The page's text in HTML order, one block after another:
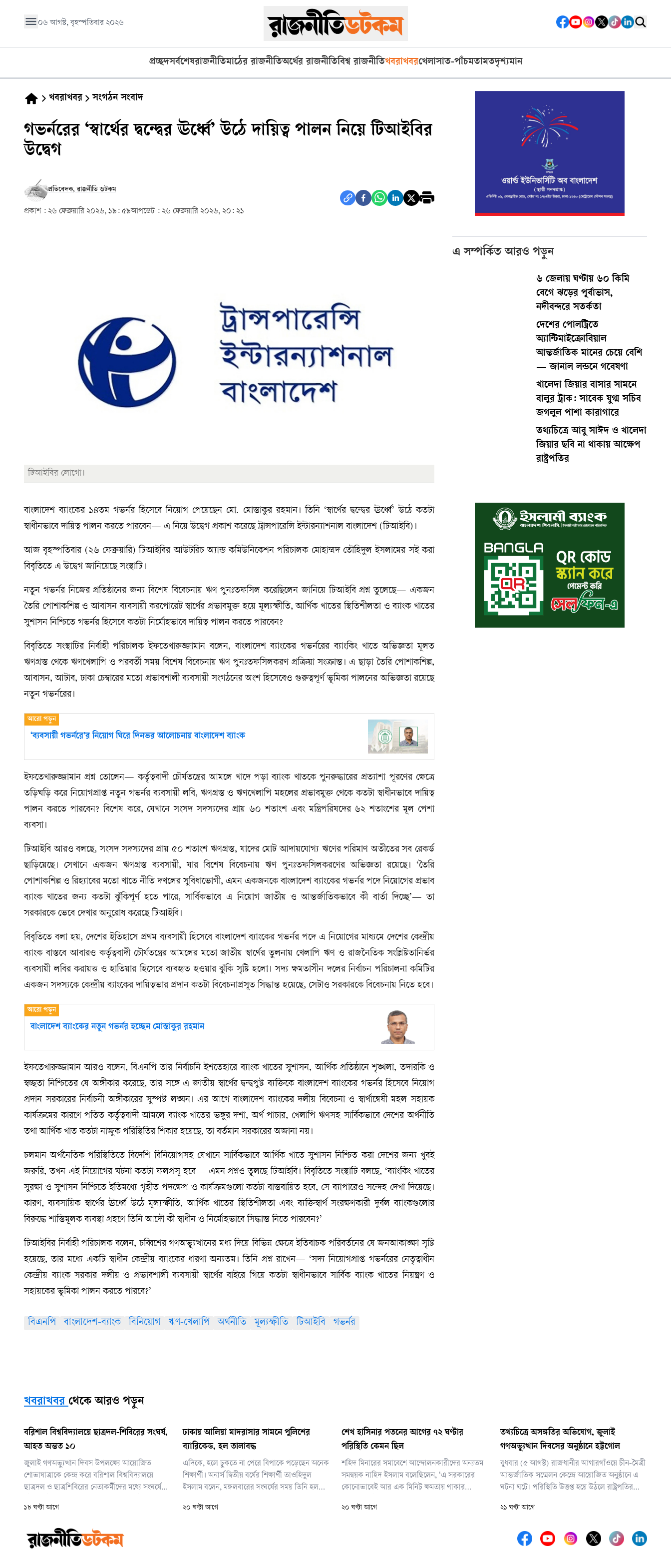
০৬ আগস্ট, বৃহস্পতিবার ২০২৬
প্রচ্ছদসর্বশেষরাজনীতিমাঠের রাজনীতিঅর্থের রাজনীতিবিশ্ব রাজনীতিখবরাখবরখেলাসাত-পাঁচমতামতদৃশ্যমান
খবরাখবর সংগঠন সংবাদ
গভর্নরের ‘স্বার্থের দ্বন্দ্বের ঊর্ধ্বে’ উঠে দায়িত্ব পালন নিয়ে টিআইবির
উদ্বেগ
প্রতিবেদক, রাজনীতি ডটকম
প্রকাশ : ২৬ ফেব্রুয়ারি ২০২৬, ১৯: ৫৯আপডেট : ২৬ ফেব্রুয়ারি ২০২৬, ২০: ২১
টিআইবির লোগো।
বাংলাদেশ ব্যাংকের ১৪তম গভর্নর হিসেবে নিয়োগ পেয়েছেন মো. মোস্তাকুর রহমান। তিনি ‘স্বার্থের দ্বন্দ্বের ঊর্ধ্বে’ উঠে কতটা
স্বাধীনভাবে দায়িত্ব পালন করতে পারবেন— এ নিয়ে উদ্বেগ প্রকাশ করেছে ট্রান্সপারেন্সি ইন্টারন্যাশনাল বাংলাদেশ (টিআইবি)।
আজ বৃহস্পতিবার (২৬ ফেব্রুয়ারি) টিআইবির আউটরিচ অ্যান্ড কমিউনিকেশন পরিচালক মোহাম্মদ তৌহিদুল ইসলামের সই করা
বিবৃতিতে এ উদ্বেগ জানিয়েছে সংস্থাটি।
নতুন গভর্নর নিজের প্রতিষ্ঠানের জন্য বিশেষ বিবেচনায় ঋণ পুনঃতফসিল করেছিলেন জানিয়ে টিআইবি প্রশ্ন তুলেছে— একজন
তৈরি পোশাকশিল্প ও আবাসন ব্যবসায়ী করপোরেট স্বার্থের প্রভাবমুক্ত হয়ে মূল্যস্ফীতি, আর্থিক খাতের স্থিতিশীলতা ও ব্যাংক খাতের
সুশাসন নিশ্চিতে গভর্নর হিসেবে কতটা নির্মোহভাবে দায়িত্ব পালন করতে পারবেন?
বিবৃতিতে সংস্থাটির নির্বাহী পরিচালক ইফতেখারুজ্জামান বলেন, বাংলাদেশ ব্যাংকের গভর্নরের ব্যাংকিং খাতে অভিজ্ঞতা মূলত
ঋণগ্রস্ত থেকে ঋণখেলাপি ও পরবর্তী সময় বিশেষ বিবেচনায় ঋণ পুনঃতফসিলকরণ প্রক্রিয়া সংক্রান্ত। এ ছাড়া তৈরি পোশাকশিল্প,
আবাসন, আটাব, ঢাকা চেম্বারের মতো প্রভাবশালী ব্যবসায়ী সংগঠনের অংশ হিসেবেও গুরুত্বপূর্ণ ভূমিকা পালনের অভিজ্ঞতা রয়েছে
নতুন গভর্নরের।
‘ব্যবসায়ী গভর্নরে’র নিয়োগ ঘিরে দিনভর আলোচনায় বাংলাদেশ ব্যাংক
ইফতেখারুজ্জামান প্রশ্ন তোলেন— কর্তৃত্ববাদী চৌর্যতন্ত্রের আমলে খাদে পড়া ব্যাংক খাতকে পুনরুদ্ধারের প্রত্যাশা পূরণের ক্ষেত্রে
তড়িঘড়ি করে নিয়োগপ্রাপ্ত নতুন গভর্নর ব্যবসায়ী লবি, ঋণগ্রস্ত ও ঋণখেলাপি মহলের প্রভাবমুক্ত থেকে কতটা স্বাধীনভাবে দায়িত্ব
পালন করতে পারবেন? বিশেষ করে, যেখানে সংসদ সদস্যদের প্রায় ৬০ শতাংশ এবং মন্ত্রিপরিষদের ৬২ শতাংশের মূল পেশা
ব্যবসা।
টিআইবি আরও বলছে, সংসদ সদস্যদের প্রায় ৫০ শতাংশ ঋণগ্রস্ত, যাদের মোট আদায়যোগ্য ঋণের পরিমাণ অতীতের সব রেকর্ড
ছাড়িয়েছে। সেখানে একজন ঋণগ্রস্ত ব্যবসায়ী, যার বিশেষ বিবেচনায় ঋণ পুনঃতফসিলকরণের অভিজ্ঞতা রয়েছে। ‘তৈরি
পোশাকশিল্প ও রিহ্যাবের মতো খাতে নীতি দখলের সুবিধাভোগী, এমন একজনকে বাংলাদেশ ব্যাংকের গভর্নর পদে নিয়োগের প্রভাব
ব্যাংক খাতের জন্য কতটা ঝুঁকিপূর্ণ হতে পারে, সার্বিকভাবে এ নিয়োগ জাতীয় ও আন্তর্জাতিকভাবে কী বার্তা দিচ্ছে’— তা
সরকারকে ভেবে দেখার অনুরোধ করেছে টিআইবি।
বিবৃতিতে বলা হয়, দেশের ইতিহাসে প্রথম ব্যবসায়ী হিসেবে বাংলাদেশ ব্যাংকের গভর্নর পদে এ নিয়োগের মাধ্যমে দেশের কেন্দ্রীয়
ব্যাংক বাস্তবে আবারও কর্তৃত্ববাদী চৌর্যতন্ত্রের আমলের মতো জাতীয় স্বার্থের তুলনায় খেলাপি ঋণ ও রাজনৈতিক সংশ্লিষ্টতানির্ভর
ব্যবসায়ী লবির করায়ত্ত ও হাতিয়ার হিসেবে ব্যবহৃত হওয়ার ঝুঁকি সৃষ্টি হলো। সদ্য ক্ষমতাসীন দলের নির্বাচন পরিচালনা কমিটির
একজন সদস্যকে কেন্দ্রীয় ব্যাংকের দায়িত্বভার প্রদান কতটা বিবেচনাপ্রসূত সিদ্ধান্ত হয়েছে, সেটাও সরকারকে বিবেচনায় নিতে হবে।
বাংলাদেশ ব্যাংকের নতুন গভর্নর হচ্ছেন মোস্তাকুর রহমান
ইফতেখারুজ্জামান আরও বলেন, বিএনপি তার নির্বাচনি ইশতেহারে ব্যাংক খাতের সুশাসন, আর্থিক প্রতিষ্ঠানে শৃঙ্খলা, তদারকি ও
স্বচ্ছতা নিশ্চিতের যে অঙ্গীকার করেছে, তার সঙ্গে এ জাতীয় স্বার্থের দ্বন্দ্বপুষ্ট ব্যক্তিকে বাংলাদেশ ব্যাংকের গভর্নর হিসেবে নিয়োগ
প্রদান সরকারের নির্বাচনী অঙ্গীকারের সুস্পষ্ট লঙ্ঘন। এর আগে বাংলাদেশ ব্যাংকের দলীয় বিবেচনা ও স্বার্থান্বেষী মহল সহায়ক
কার্যক্রমের কারণে পতিত কর্তৃত্ববাদী আমলে ব্যাংক খাতের ভঙ্গুর দশা, অর্থ পাচার, খেলাপি ঋণসহ সার্বিকভাবে দেশের অর্থনীতি
তথা আর্থিক খাত কতটা নাজুক পরিস্থিতির শিকার হয়েছে, তা বর্তমান সরকারের অজানা নয়।
চলমান অর্থনৈতিক পরিস্থিতিতে বিদেশি বিনিয়োগসহ যেখানে সার্বিকভাবে আর্থিক খাতে সুশাসন নিশ্চিত করা দেশের জন্য খুবই
জরুরি, তখন এই নিয়োগের ঘটনা কতটা ফলপ্রসূ হবে— এমন প্রশ্নও তুলছে টিআইবি। বিবৃতিতে সংস্থাটি বলছে, ‘ব্যাংকিং খাতের
সুরক্ষা ও সুশাসন নিশ্চিতে ইতিমধ্যে গৃহীত পদক্ষেপ ও কার্যক্রমগুলো কতটা বাস্তবায়িত হবে, সে ব্যাপারেও সন্দেহ দেখা দিয়েছে।
কারণ, ব্যবসায়িক স্বার্থের ঊর্ধ্বে উঠে মূল্যস্ফীতি, আর্থিক খাতের স্থিতিশীলতা এবং ব্যক্তিস্বার্থ সংরক্ষণকারী দুর্বল ব্যাংকগুলোর
বিরুদ্ধে শাস্তিমূলক ব্যবস্থা গ্রহণে তিনি আদৌ কী স্বাধীন ও নির্মোহভাবে সিদ্ধান্ত নিতে পারবেন?’
টিআইবির নির্বাহী পরিচালক বলেন, চব্বিশের গণঅভ্যুত্থানের মধ্য দিয়ে বিভিন্ন ক্ষেত্রে ইতিবাচক পরিবর্তনের যে জনআকাঙ্ক্ষা সৃষ্টি
হয়েছে, তার মধ্যে একটি স্বাধীন কেন্দ্রীয় ব্যাংকের ধারণা অন্যতম। তিনি প্রশ্ন রাখেন— ‘সদ্য নিয়োগপ্রাপ্ত গভর্নরের নেতৃত্বাধীন
কেন্দ্রীয় ব্যাংক সরকার দলীয় ও প্রভাবশালী ব্যবসায়ী স্বার্থের বাইরে গিয়ে কতটা স্বাধীনভাবে সার্বিক ব্যাংক খাতের নিয়ন্ত্রণ ও
সহায়কের ভূমিকা পালন করতে পারবে?’
বিএনপি বাংলাদেশ-ব্যাংক বিনিয়োগ ঋণ-খেলাপি অর্থনীতি মূল্যস্ফীতি টিআইবি গভর্নর
এ সম্পর্কিত আরও পড়ুন
৬ জেলায় ঘণ্টায় ৬০ কিমি
বেগে ঝড়ের পূর্বাভাস,
নদীবন্দরে সতর্কতা
দেশের পোলট্রিতে
অ্যান্টিমাইক্রোবিয়াল
আন্তর্জাতিক মানের চেয়ে বেশি
— জানাল লন্ডনে গবেষণা
খালেদা জিয়ার বাসার সামনে
বালুর ট্রাক: সাবেক যুগ্ম সচিব
জগলুল পাশা কারাগারে
তথ্যচিত্রে আবু সাঈদ ও খালেদা
জিয়ার ছবি না থাকায় আক্ষেপ
রাষ্ট্রপতির
খবরাখবর থেকে আরও পড়ুন
বরিশাল বিশ্ববিদ্যালয়ে ছাত্রদল-শিবিরের সংঘর্ষ,
আহত অন্তত ১০
জুলাই গণঅভ্যুত্থান দিবস উপলক্ষ্যে আয়োজিত
শোভাযাত্রাকে কেন্দ্র করে বরিশাল বিশ্ববিদ্যালয়ে
ছাত্রদল ও ছাত্রশিবিরের নেতাকর্মীদের মধ্যে সংঘর্ষের
সাড়ে ১০টার মধ্যে কয়েক দফায় পালটাপালটি ধাওয়া
১৮ ঘণ্টা আগে
ঢাকায় আলিয়া মাদরাসার সামনে পুলিশের
ব্যারিকেড, হল তালাবদ্ধ
এদিকে, হলে ঢুকতে না পেরে বিপাকে পড়েছেন অনেক
শিক্ষার্থী। অনার্স দ্বিতীয় বর্ষের শিক্ষার্থী তাওহিদুল
ইসলাম বলেন, মঙ্গলবারের সংঘর্ষের সময় তিনি হল
২০ ঘণ্টা আগে
শেখ হাসিনার পতনের আগের ৭২ ঘণ্টার
পরিস্থিতি কেমন ছিল
শহিদ মিনারের সমাবেশে আন্দোলনকারীদের অন্যতম
সমন্বয়ক নাহিদ ইসলাম বলেছিলেন, ‘এ সরকারের
কোনোভাবেই আর এক মিনিট ক্ষমতায় থাকার
না; বরং খুন, লুটপাট, দুর্নীতি এদেশে হয়েছে তার
২০ ঘণ্টা আগে
তথ্যচিত্রে অসঙ্গতির অভিযোগ, জুলাই
গণঅভ্যুত্থান দিবসের অনুষ্ঠানে হট্টগোল
বুধবার (৫ আগস্ট) রাজধানীর আগারগাঁওয়ে চীন-মৈত্রী
আন্তর্জাতিক সম্মেলন কেন্দ্রে আয়োজিত অনুষ্ঠানে এ
ঘটনা ঘটে। পরিস্থিতি উত্তপ্ত হয়ে উঠলে রাষ্ট্রপতির
অবস্থান নেন।
২১ ঘণ্টা আগে